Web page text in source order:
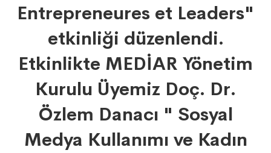
Entrepreneures et Leaders"
etkinliği düzenlendi.
Etkinlikte MEDİAR Yönetim
Kurulu Üyemiz Doç. Dr.
Özlem Danacı " Sosyal
Medya Kullanımı ve Kadın